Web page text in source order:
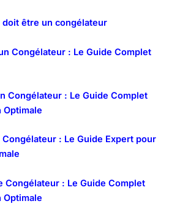
être un congélateur
Congélateur : Le Guide Complet
Congélateur : Le Guide Complet
Optimale
: Le Guide Expert pour
Congélateur : Le Guide Complet
Optimale